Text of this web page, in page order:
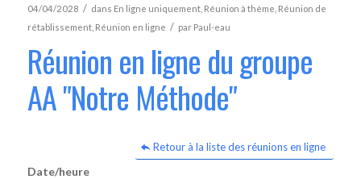
04/04/2028 / dans En ligne uniquement, Réunion à thème Réunion de
rétablissement, Réunion en ligne / par Paul-eau
Réunion en ligne du groupe
AA "Notre Méthode"
Retour à la liste des réunions en ligne
Date/heure